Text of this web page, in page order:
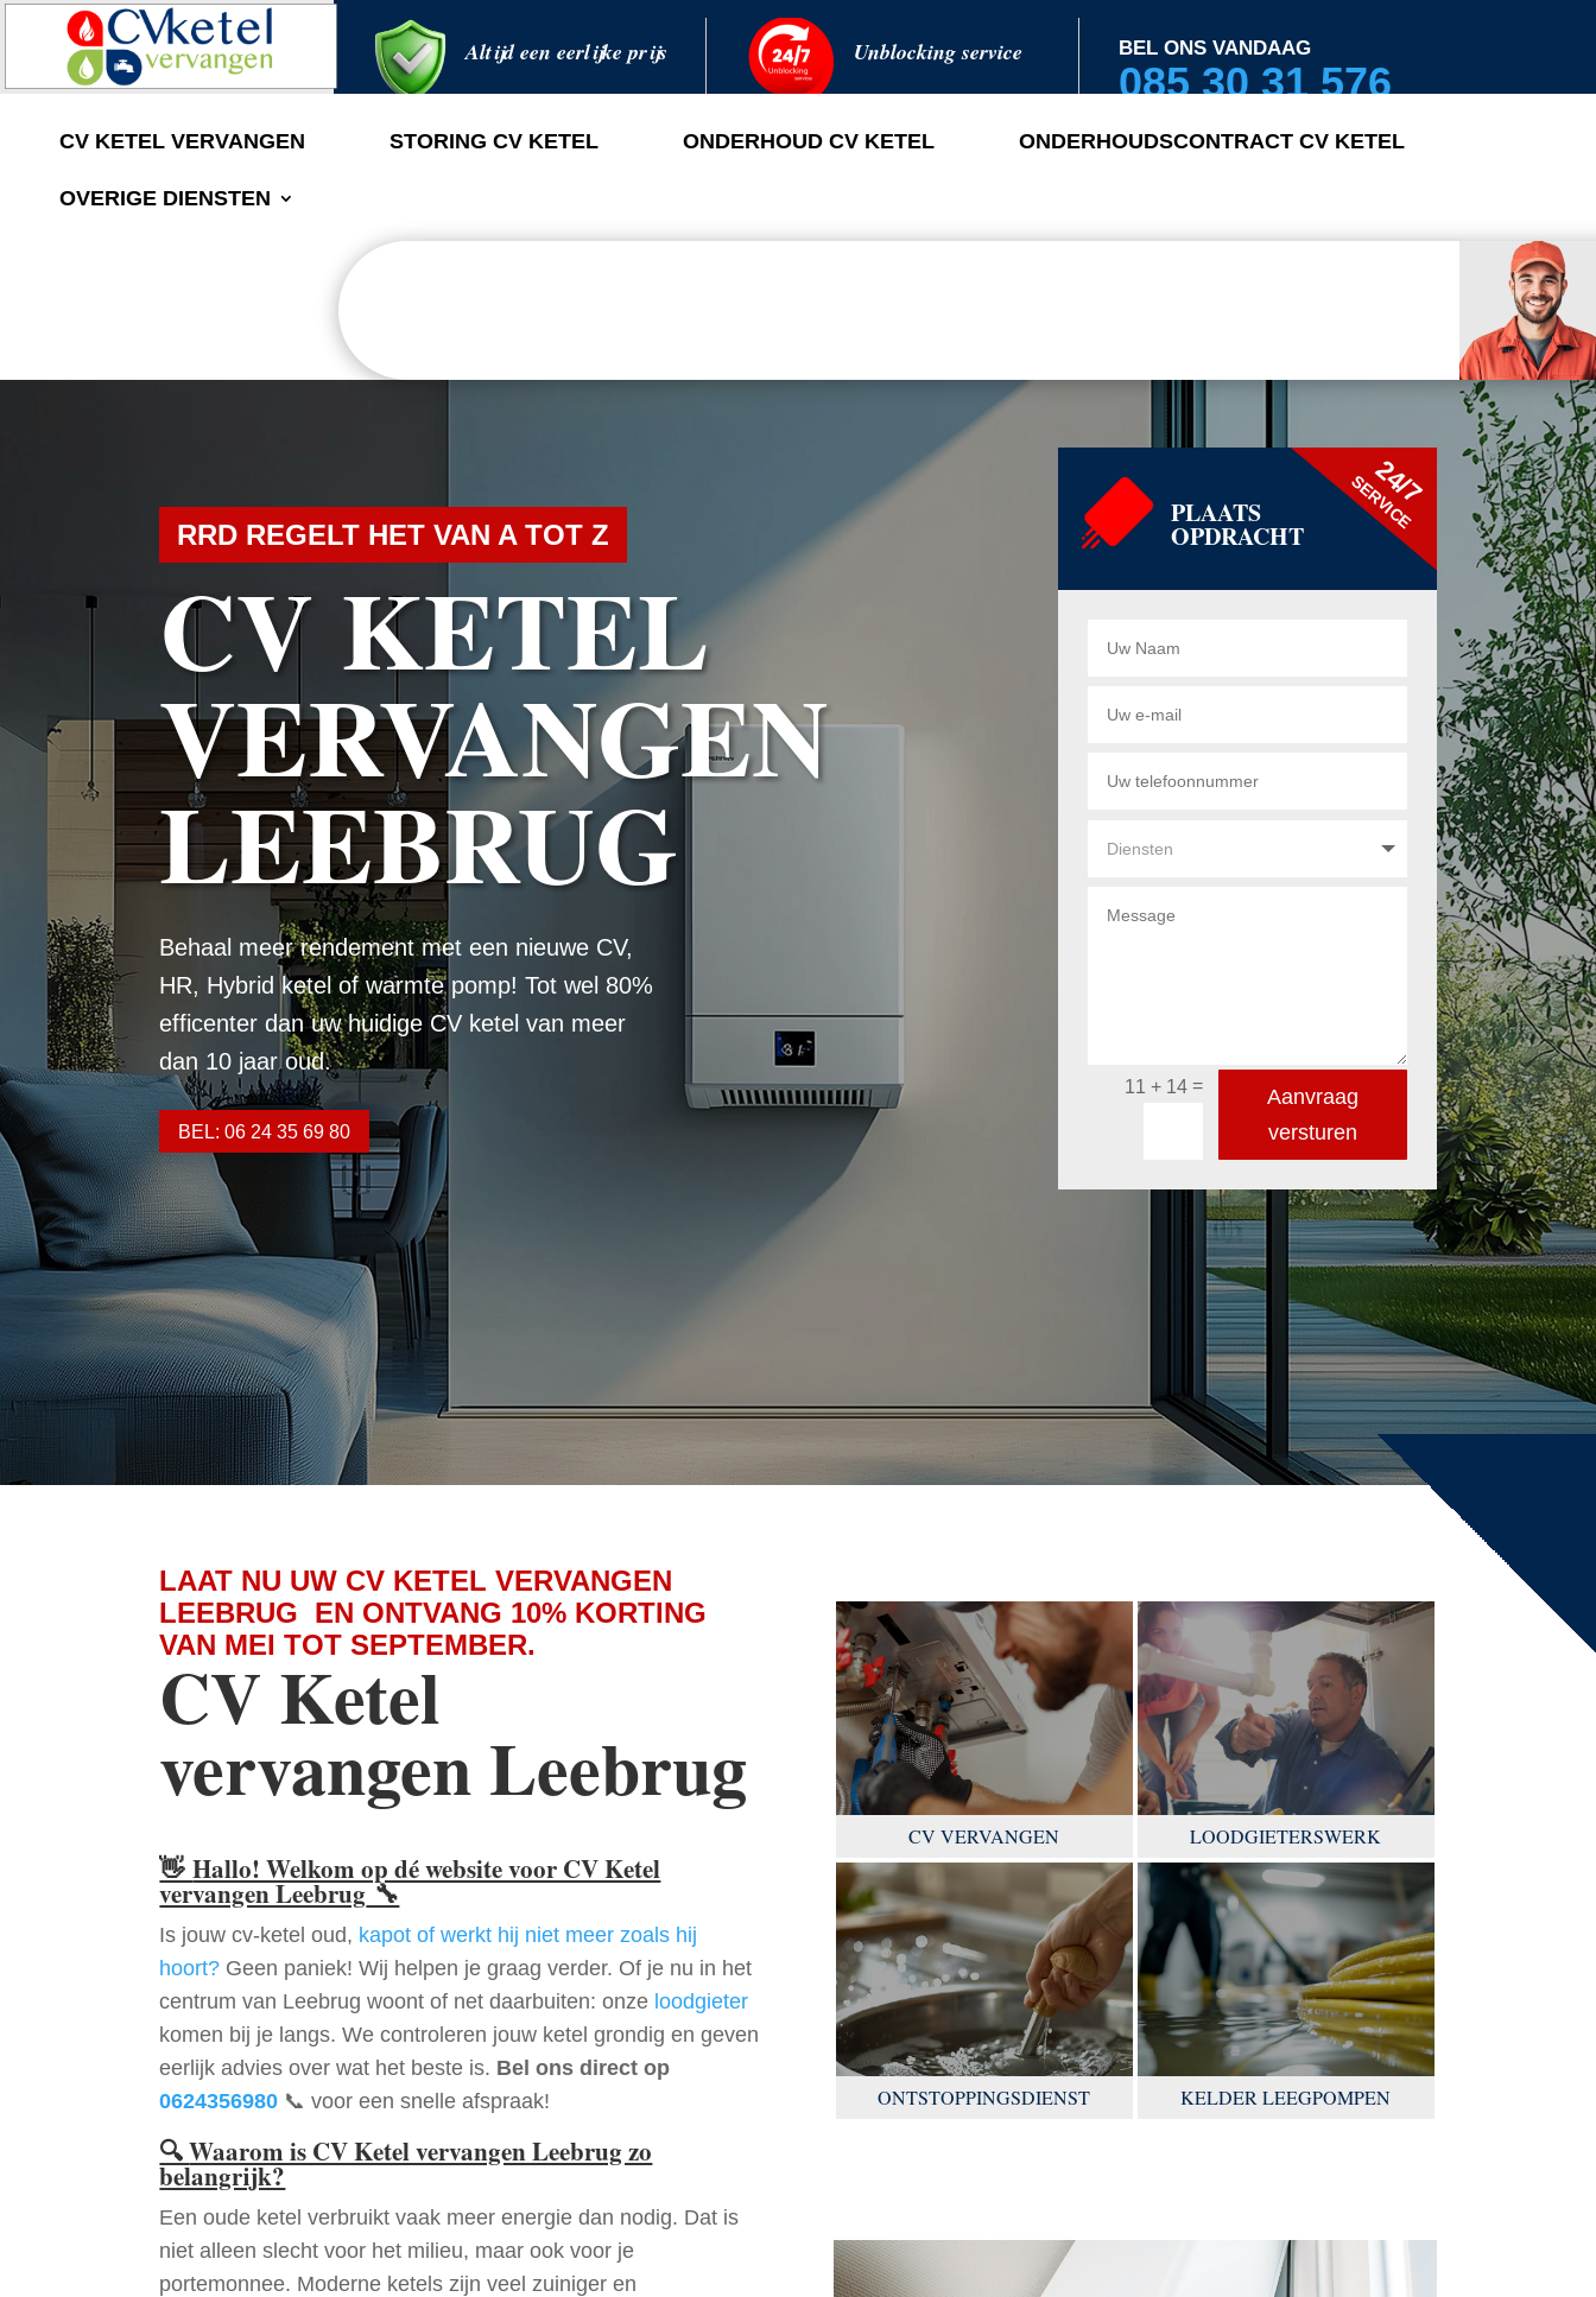
Altijd een eerlijke prijs Unblocking service BEL ONS VANDAAG
085 30 31 576
CV KETEL VERVANGEN STORING CV KETEL ONDERHOUD CV KETEL ONDERHOUDSCONTRACT CV KETEL
OVERIGE DIENSTEN
RRD REGELT HET VAN A TOT Z
CV KETEL
VERVANGEN
LEEBRUG
Behaal meer rendement met een nieuwe CV,
HR, Hybrid ketel of warmte pomp! Tot wel 80%
efficenter dan uw huidige CV ketel van meer
dan 10 jaar oud.
BEL: 06 24 35 69 80
PLAATS
OPDRACHT
24/7
SERVICE
11 + 14=
Aanvraag
versturen
LAAT NU UW CV KETEL VERVANGEN
LEEBRUG EN ONTVANG 10% KORTING
VAN MEI TOT SEPTEMBER.
CV Ketel
vervangen Leebrug
👋Hallo! Welkom op dé website voor CV Ketel
vervangen Leebrug🔧
Is jouw cv-ketel oud, kapot of werkt hij niet meer zoals hij
hoort? Geen paniek! Wij helpen je graag verder. Of je nu in het
centrum van Leebrug woont of net daarbuiten: onze loodgieter
komen bij je langs. We controleren jouw ketel grondig en geven
eerlijk advies over wat het beste is. Bel ons direct op
0624356980 📞 voor een snelle afspraak!
🔍Waarom is CV Ketel vervangen Leebrug zo
belangrijk?
Een oude ketel verbruikt vaak meer energie dan nodig. Dat is
niet alleen slecht voor het milieu, maar ook voor je
portemonnee. Moderne ketels zijn veel zuiniger en
CV VERVANGEN LOODGIETERSWERK
ONTSTOPPINGSDIENST KELDER LEEGPOMPEN